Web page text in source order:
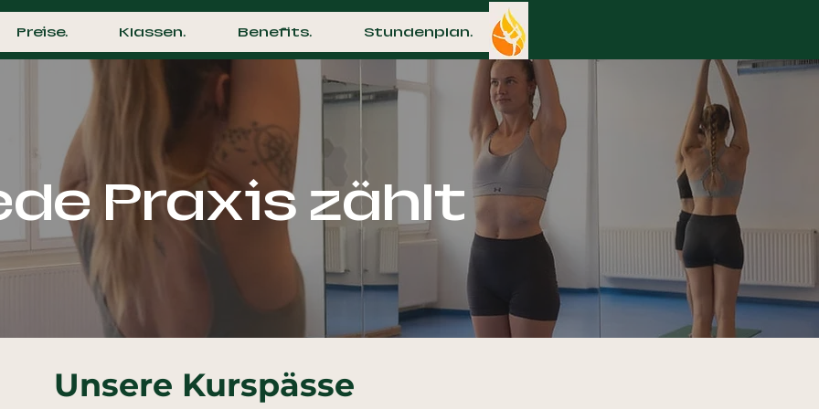
Preise. Klassen. Benefits. Stundenplan.
Praxis zählt
Unsere Kurspässe